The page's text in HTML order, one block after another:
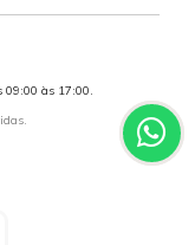
09:00 às 17:00.